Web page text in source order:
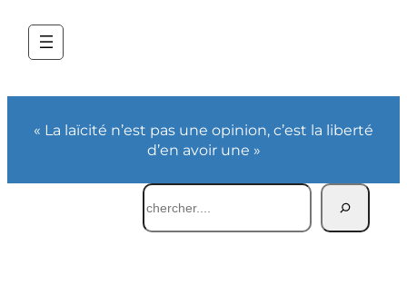
« La laïcité n’est pas une opinion, c’est la liberté
d’en avoir une »
Rechercher